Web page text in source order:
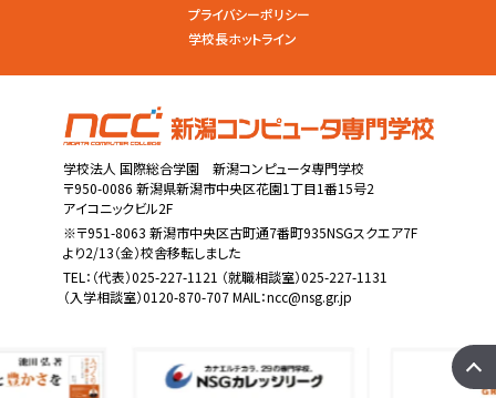
プライバシーポリシー
学校長ホットライン
学校法人 国際総合学園 新潟コンピュータ専門学校
〒950-0086 新潟県新潟市中央区花園1丁目1番15号2
アイコニックビル2F
※〒951-8063 新潟市中央区古町通7番町935NSGスクエア7F
より2/13（金）校舎移転しました
TEL： （代表）025-227-1121 （就職相談室）025-227-1131
（入学相談室）0120-870-707 MAIL：ncc@nsg.gr.jp